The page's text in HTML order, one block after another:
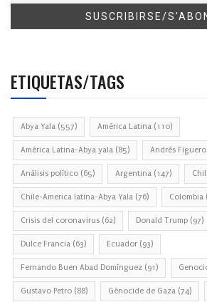
ETIQUETAS/TAGS
Abya Yala (557) América Latina (110)
América Latina-Abya yala (85) Andrés
Análisis político (65) Argentina (147)
Chile-America latina-Abya Yala (76) Colombia
Crisis del coronavirus (62) Donald Trump (97)
Dulce Francia (63) Ecuador (93)
Fernando Buen Abad Domínguez (91)
Gustavo Petro (88) Génocide de Gaza (74)